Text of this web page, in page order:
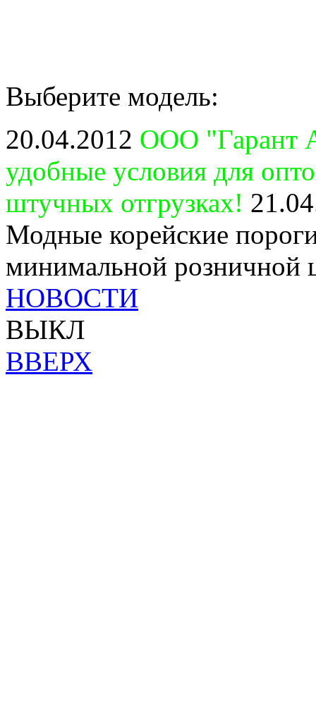
Выберите модель:
20.04.2012 ООО "Гарант
удобные условия для
штучных отгрузках!
Модные корейские
минимальной розничной
НОВОСТИ
ВЫКЛ
ВВЕРХ